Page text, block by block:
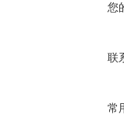
您
联
常